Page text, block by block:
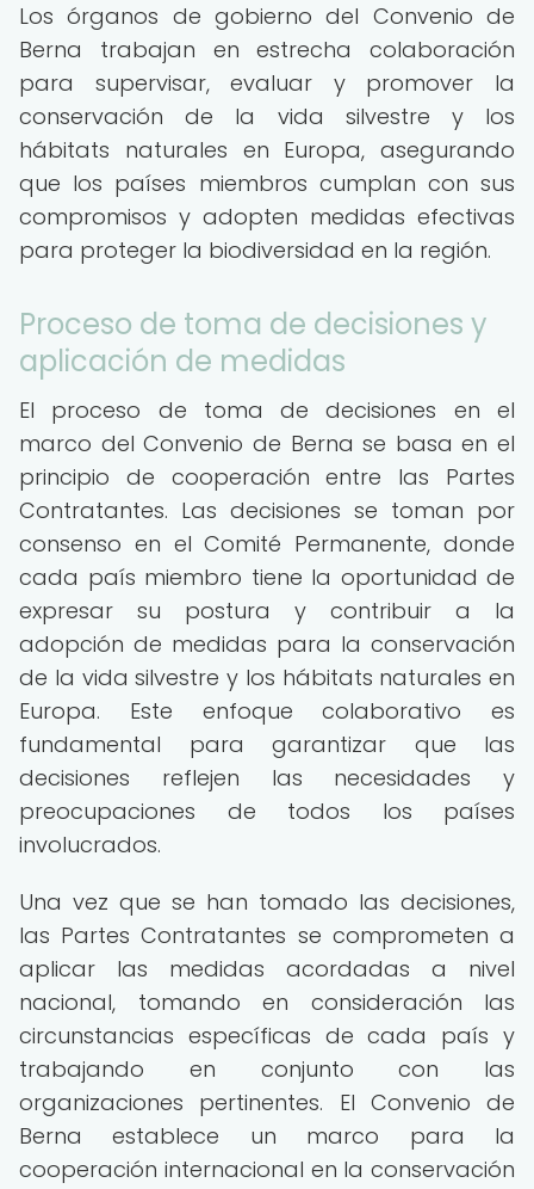
Los órganos de gobierno del Convenio de
Berna trabajan en estrecha colaboración
para supervisar, evaluar y promover la
conservación de la vida silvestre y los
hábitats naturales en Europa, asegurando
que los países miembros cumplan con sus
compromisos y adopten medidas efectivas
para proteger la biodiversidad en la región.
Proceso de toma de decisiones y
aplicación de medidas
El proceso de toma de decisiones en el
marco del Convenio de Berna se basa en el
principio de cooperación entre las Partes
Contratantes. Las decisiones se toman por
consenso en el Comité Permanente, donde
cada país miembro tiene la oportunidad de
expresar su postura y contribuir a la
adopción de medidas para la conservación
de la vida silvestre y los hábitats naturales en
Europa. Este enfoque colaborativo es
fundamental para garantizar que las
decisiones reflejen las necesidades y
preocupaciones de todos los países
involucrados.
Una vez que se han tomado las decisiones,
las Partes Contratantes se comprometen a
aplicar las medidas acordadas a nivel
nacional, tomando en consideración las
circunstancias específicas de cada país y
trabajando en conjunto con las
organizaciones pertinentes. El Convenio de
Berna establece un marco para la
cooperación internacional en la conservación